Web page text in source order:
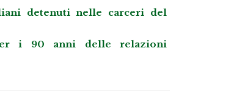
detenuti nelle carceri del
i 90 anni delle relazioni